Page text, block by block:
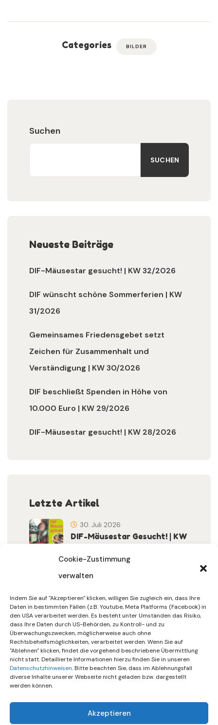
Cookie-Zustimmung
verwalten
Indem Sie auf "Akzeptieren" klicken, willigen Sie zugleich ein, dass Ihre
Daten in bestimmten Fällen (z.B. Youtube, Meta Platforms (Facebook) in
den USA verarbeitet werden. Es besteht unter Umständen das Risiko,
dass Ihre Daten durch US-Behörden, zu Kontroll- und zu
Überwachungszwecken, möglicherweise auch ohne
Rechtsbehelfsmöglichkeiten, verarbeitet werden. Wenn Sie auf
"Ablehnen" klicken, findet die vorgehend beschriebene Übermittlung
nicht statt. Detaillierte Informationen hierzu finden Sie in unseren
Datenschutzhinweisen. Bitte beachten Sie, dass im Ablehnungsfall
diverse Inhalte unserer Webseite nicht geladen bzw. dargestellt
werden können.
Akzeptieren
Categories BILDER
Suchen
SUCHEN
Neueste Beiträge
DIF-Mäusestar gesucht! | KW 32/2026
DIF wünscht schöne Sommerferien | KW
31/2026
Gemeinsames Friedensgebet setzt
Zeichen für Zusammenhalt und
Verständigung | KW 30/2026
DIF beschließt Spenden in Höhe von
10.000 Euro | KW 29/2026
DIF-Mäusestar gesucht! | KW 28/2026
Letzte Artikel
DIF-Mäusestar Gesucht! | KW
30. Juli 2026
Sommerferien | KW 31/…
30. Juli 2026
Gemeinsames Friedensgebet
Setzt Zeichen …
15. Juli 2026